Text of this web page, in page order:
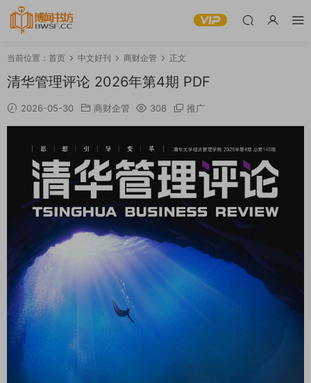
当前位置： 首页 中文好刊 商财企管 正文
清华管理评论 2026年第4期 PDF
2026-05-30 商财企管 308 推广